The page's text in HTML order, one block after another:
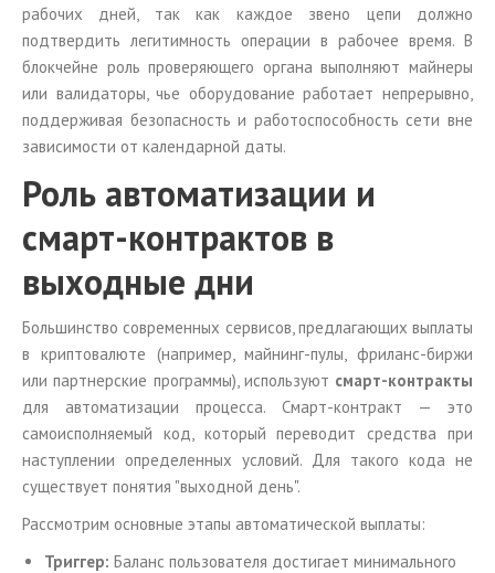
рабочих дней, так как каждое звено цепи должно
подтвердить легитимность операции в рабочее время. В
блокчейне роль проверяющего органа выполняют майнеры
или валидаторы, чье оборудование работает непрерывно,
поддерживая безопасность и работоспособность сети вне
зависимости от календарной даты.
Роль автоматизации и
смарт-контрактов в
выходные дни
Большинство современных сервисов, предлагающих выплаты
в криптовалюте (например, майнинг-пулы, фриланс-биржи
или партнерские программы), используют смарт-контракты
для автоматизации процесса. Смарт-контракт — это
самоисполняемый код, который переводит средства при
наступлении определенных условий. Для такого кода не
существует понятия "выходной день".
Рассмотрим основные этапы автоматической выплаты:
Триггер: Баланс пользователя достигает минимального